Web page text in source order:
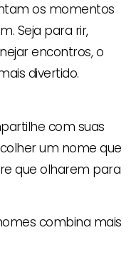
os momentos
Seja para rir,
encontros, o
divertido.
com suas
um nome que
que olharem para
combina mais